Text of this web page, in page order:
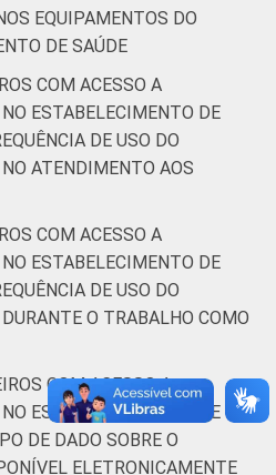
De 31 a 40
anos
De 41
anos ou
80
Capital
Interior
Informação e Coordenação
Pesquisa sobre o uso
informação e
estabelecimentos de
TIC Saúde 2024 [Tabelas].
EQUIPAMENTOS DO
DE SAÚDE
COM ACESSO A
ESTABELECIMENTO DE
DE USO DO
ATENDIMENTO AOS
COM ACESSO A
ESTABELECIMENTO DE
DE USO DO
O TRABALHO COMO
COM ACESSO A
ESTABELECIMENTO DE
DE DADO SOBRE O
ELETRONICAMENTE